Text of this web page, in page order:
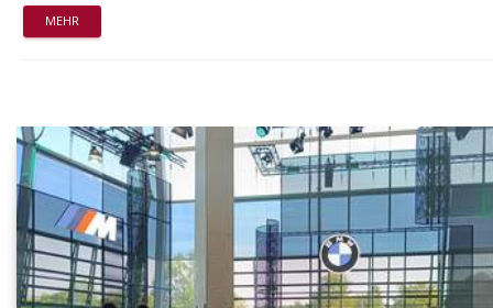
MEHR